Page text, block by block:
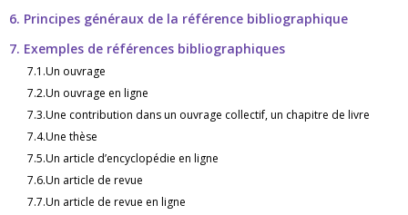
6. Principes généraux de la référence bibliographique
7. Exemples de références bibliographiques
7.1.Un ouvrage
7.2.Un ouvrage en ligne
7.3.Une contribution dans un ouvrage collectif, un chapitre de livre
7.4.Une thèse
7.5.Un article d’encyclopédie en ligne
7.6.Un article de revue
7.7.Un article de revue en ligne